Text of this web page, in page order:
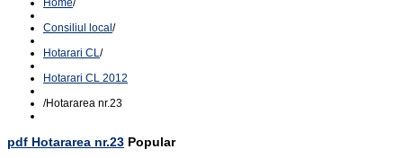
Home/
Consiliul local/
Hotarari CL/
Hotarari CL 2012
/Hotararea nr.23
pdf Hotararea nr.23 Popular